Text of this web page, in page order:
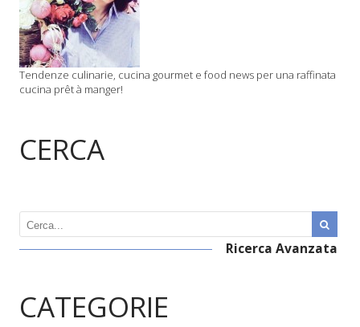
Tendenze culinarie, cucina gourmet e food news per una raffinata
cucina prêt à manger!
CERCA
Ricerca Avanzata
CATEGORIE